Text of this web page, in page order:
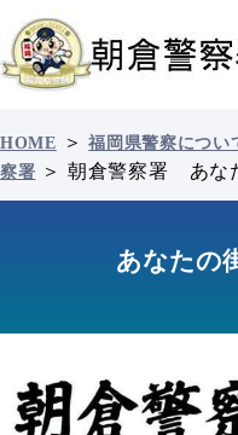
HOME ＞福岡県警察につい
察署 ＞ 朝倉警察署 あな
あなたの